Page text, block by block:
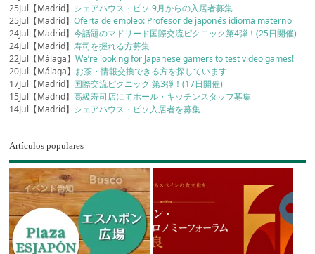
25Jul【Madrid】 シェアハウス・ピソ 9月からの入居者募集
25Jul【Madrid】Oferta de empleo: Profesor de japonés idioma materno
24Jul【Madrid】今話題のマドリード国際交流ピクニック第4弾！(25日開催)
24Jul【Madrid】寿司を握れる方募集
22Jul【Málaga】We’re looking for Japanese gamers to test video games!
20Jul【Málaga】 お茶・情報交換できる方を探しています
17Jul【Madrid】 国際交流ピクニック 第3弾！(17日開催)
15Jul【Madrid】高級寿司店にてホール・キッチンスタッフ募集
14Jul【Madrid】 シェアハウス・ピソ入居者を募集
Artículos populares